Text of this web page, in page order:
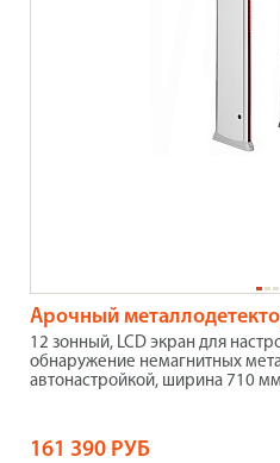
Арочный
12 зонный, LCD экран для
обнаружение немагнитных
автонастройкой, ширина 710 мм
161 390 РУБ